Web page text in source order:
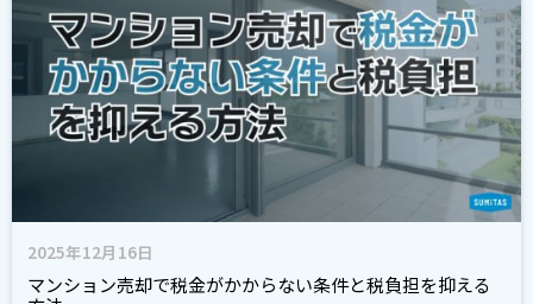
2025年12月16日
マンション売却で税金がかからない条件と税負担を抑える